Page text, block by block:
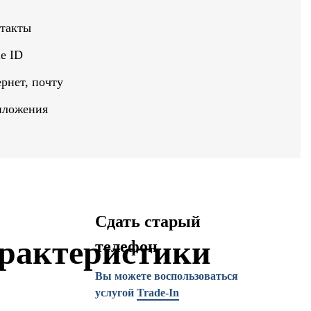
ID
почту
Сдать старый
телефон
Вы можете воспользоваться
услугой Trade-In